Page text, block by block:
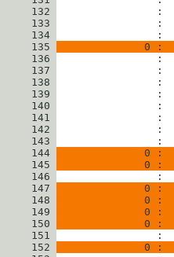
     132
                :
     133
                :
     134
                :
     135
              0 :
     136
                :
     137
     138
     139
                :
     140
                :
     141
                :
     142
                :
     143
                :
     144
              0 :
     145
              0 :
     146
     147
              0 :
     148
              0 :
     149
              0 :
     150
              0 :
     151
     152
              0 :